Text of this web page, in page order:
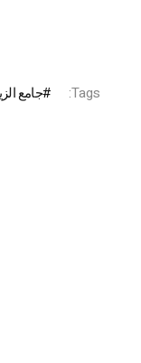
Tags: جامع